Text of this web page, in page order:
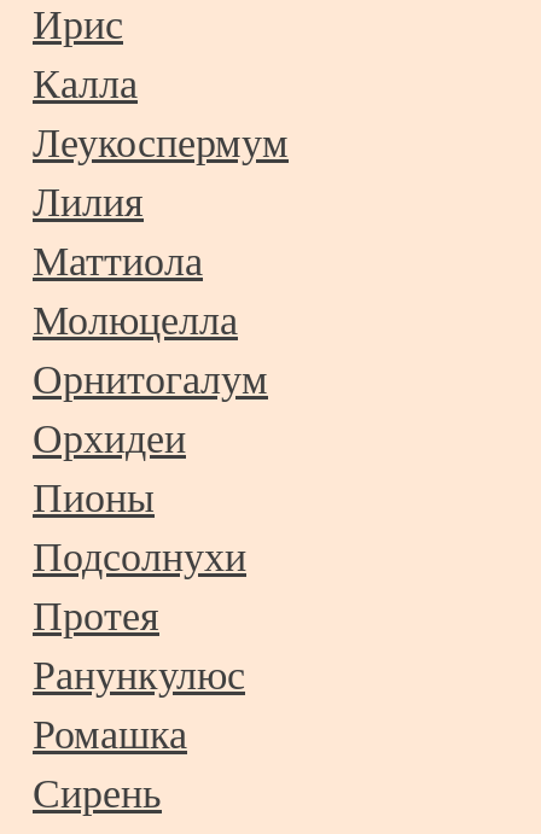
Ирис
Калла
Леукоспермум
Лилия
Маттиола
Молюцелла
Орнитогалум
Орхидеи
Пионы
Подсолнухи
Протея
Ранункулюс
Ромашка
Сирень